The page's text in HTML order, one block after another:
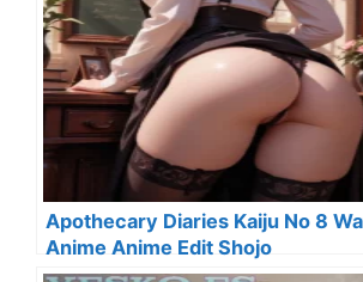
Apothecary Diaries Kaiju No 8
Anime Anime Edit Shojo